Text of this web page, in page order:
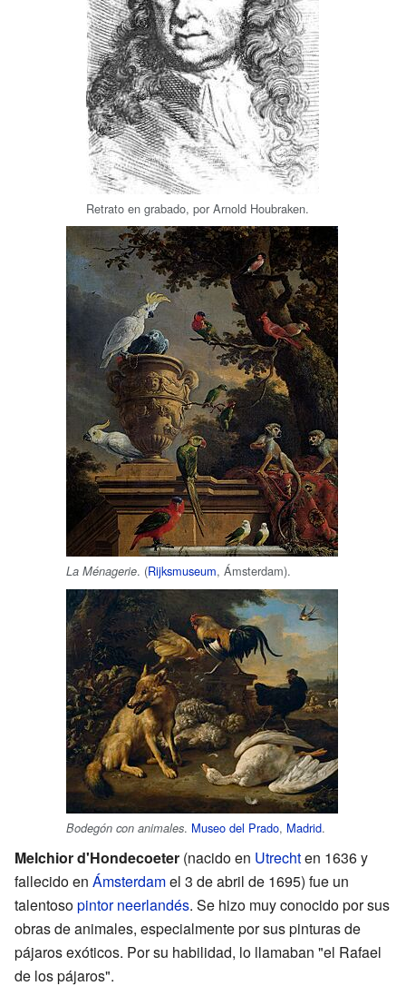
Retrato en grabado, por Arnold Houbraken.
La Ménagerie. (Rijksmuseum, Ámsterdam).
Bodegón con animales. Museo del Prado, Madrid.
Melchior d'Hondecoeter (nacido en Utrechten 1636 y
fallecido en Ámsterdamel 3 de abril de 1695) fue un
talentosopintor neerlandés. Se hizo muy conocido por sus
obras de animales, especialmente por sus pinturas de
pájaros exóticos. Por su habilidad, lo llamaban "el Rafael
de los pájaros".